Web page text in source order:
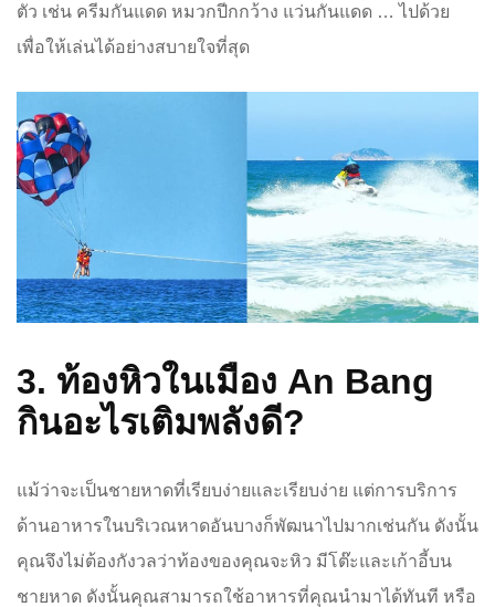
ตัว เช่น ครีมกันแดด หมวกปีกกว้าง แว่นกันแดด … ไปด้วย
เพื่อให้เล่นได้อย่างสบายใจที่สุด
3. ท้องหิวในเมือง An Bang
กินอะไรเติมพลังดี?
แม้ว่าจะเป็นชายหาดที่เรียบง่ายและเรียบง่าย แต่การบริการ
ด้านอาหารในบริเวณหาดอันบางก็พัฒนาไปมากเช่นกัน ดังนั้น
คุณจึงไม่ต้องกังวลว่าท้องของคุณจะหิว มีโต๊ะและเก้าอี้บน
ชายหาด ดังนั้นคุณสามารถใช้อาหารที่คุณนำมาได้ทันที หรือ